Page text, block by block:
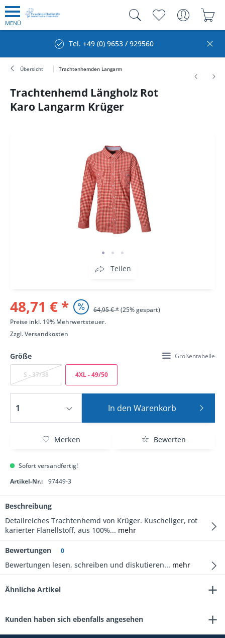
MENÜ
Tel. +49 (0) 9653 / 929560
Übersicht Trachtenhemden Langarm
Trachtenhemd Längholz Rot
Karo Langarm Krüger
Teilen
48,71 € * 64,95 € *(25% gespart)
Preise inkl. 19% Mehrwertsteuer.
Zzgl.Versandkosten
Größe Größentabelle
S - 37/38 4XL - 49/50
In den Warenkorb
Merken Bewerten
Sofort versandfertig!
Artikel-Nr.:
97449-3
Beschreibung
Detailreiches Trachtenhemd von Krüger. Kuscheliger, rot
karierter Flanellstoff, aus 100%... mehr
Bewertungen 0
Bewertungen lesen, schreiben und diskutieren... mehr
Ähnliche Artikel
Kunden haben sich ebenfalls angesehen